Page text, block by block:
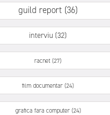
guild report (36)
interviu (32)
racnet (27)
film documentar (24)
grafica fara computer (24)